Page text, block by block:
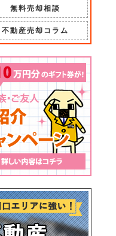
無料売却相談
不動産売却コラム